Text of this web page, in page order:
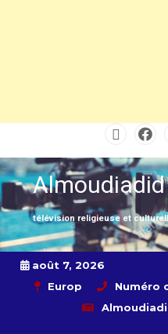
content
télévision religieuse et
août 7, 2026
Europ
Numéro